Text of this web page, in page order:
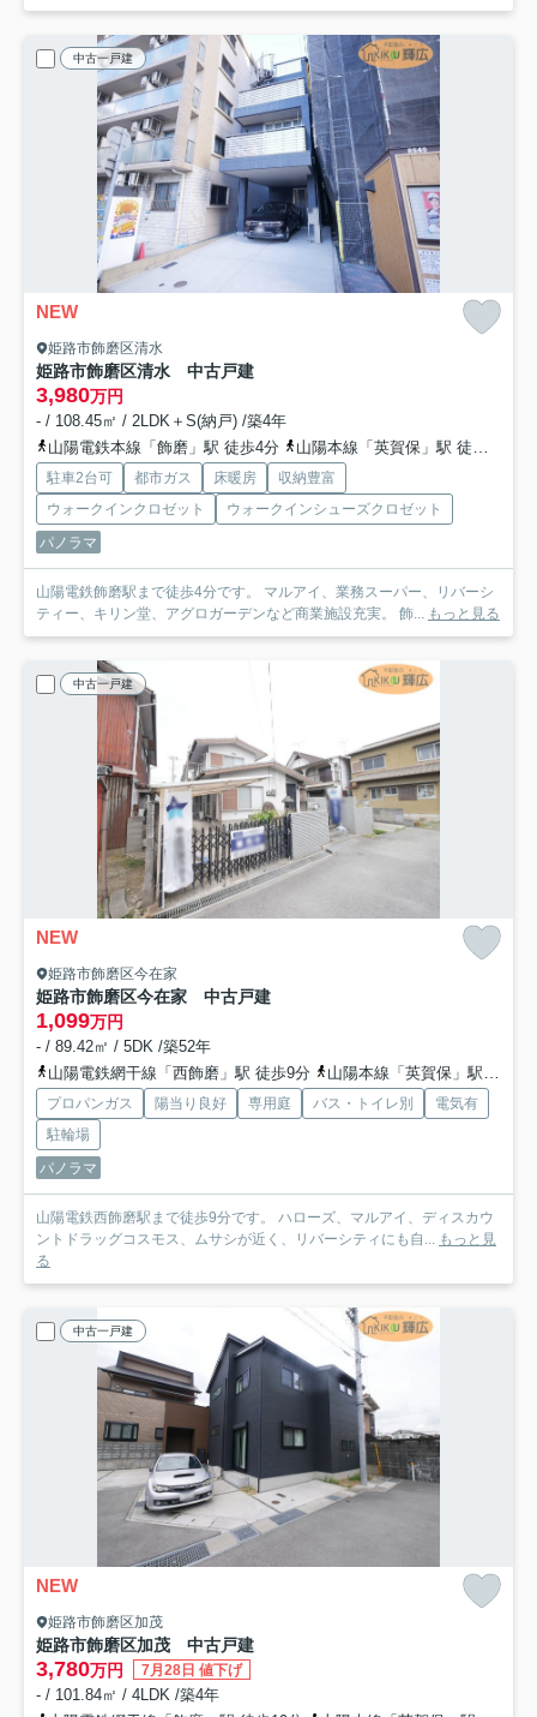
中古一戸建
NEW
姫路市飾磨区清水
姫路市飾磨区清水 中古戸建
3,980万円
- / 108.45㎡ / 2LDK＋S(納戸) /築4年
山陽電鉄本線「飾磨」駅 徒歩4分
山陽本線「英賀保」駅 徒歩43分
駐車2台可 都市ガス 床暖房
収納豊富
ウォークインクロゼット
ウォークインシューズクロゼット
パノラマ
山陽電鉄飾磨駅まで徒歩4分です。 マルアイ、業務スーパー、リバーシ
ティー、キリン堂、アグロガーデンなど商業施設充実。 飾... もっと見る
中古一戸建
NEW
姫路市飾磨区今在家
姫路市飾磨区今在家 中古戸建
1,099万円
- / 89.42㎡ / 5DK /築52年
山陽電鉄網干線「西飾磨」駅 徒歩9分
山陽本線「英賀保」駅 徒歩24分
プロパンガス 陽当り良好 専用庭 バス・トイレ別
電気有
駐輪場
パノラマ
山陽電鉄西飾磨駅まで徒歩9分です。 ハローズ、マルアイ、ディスカウ
ントドラッグコスモス、ムサシが近く、リバーシティにも自... もっと見
る
中古一戸建
NEW
姫路市飾磨区加茂
姫路市飾磨区加茂 中古戸建
3,780万円 7月28日 値下げ
- / 101.84㎡ / 4LDK /築4年